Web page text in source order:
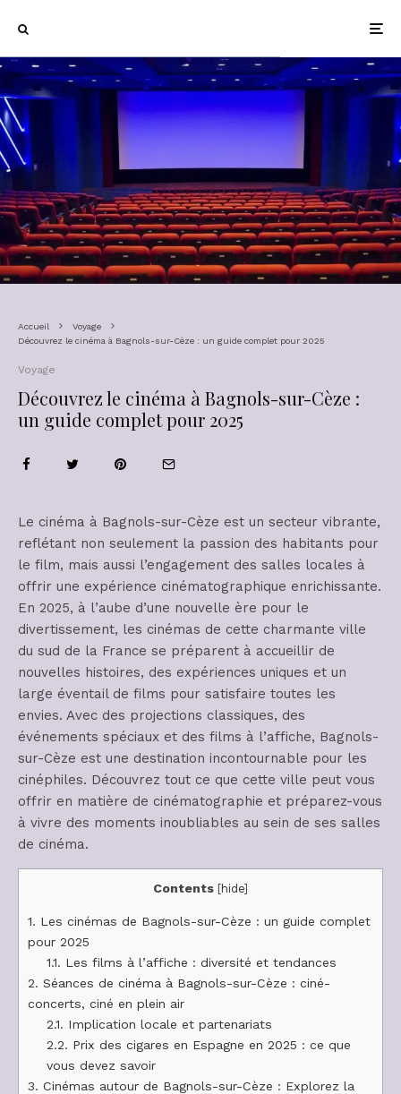
Accueil
Voyage
Découvrez le cinéma à Bagnols-sur-Cèze : un guide complet pour 2025
Voyage
Découvrez le cinéma à Bagnols-sur-Cèze :
un guide complet pour 2025
Le cinéma à Bagnols-sur-Cèze est un secteur vibrante,
reflétant non seulement la passion des habitants pour
le film, mais aussi l’engagement des salles locales à
offrir une expérience cinématographique enrichissante.
En 2025, à l’aube d’une nouvelle ère pour le
divertissement, les cinémas de cette charmante ville
du sud de la France se préparent à accueillir de
nouvelles histoires, des expériences uniques et un
large éventail de films pour satisfaire toutes les
envies. Avec des projections classiques, des
événements spéciaux et des films à l’affiche, Bagnols-
sur-Cèze est une destination incontournable pour les
cinéphiles. Découvrez tout ce que cette ville peut vous
offrir en matière de cinématographie et préparez-vous
à vivre des moments inoubliables au sein de ses salles
de cinéma.
Contents [hide]
1. Les cinémas de Bagnols-sur-Cèze : un guide complet
pour 2025
1.1. Les films à l’affiche : diversité et tendances
2. Séances de cinéma à Bagnols-sur-Cèze : ciné-
concerts, ciné en plein air
2.1. Implication locale et partenariats
2.2. Prix des cigares en Espagne en 2025 : ce que
vous devez savoir
3. Cinémas autour de Bagnols-sur-Cèze : Explorez la